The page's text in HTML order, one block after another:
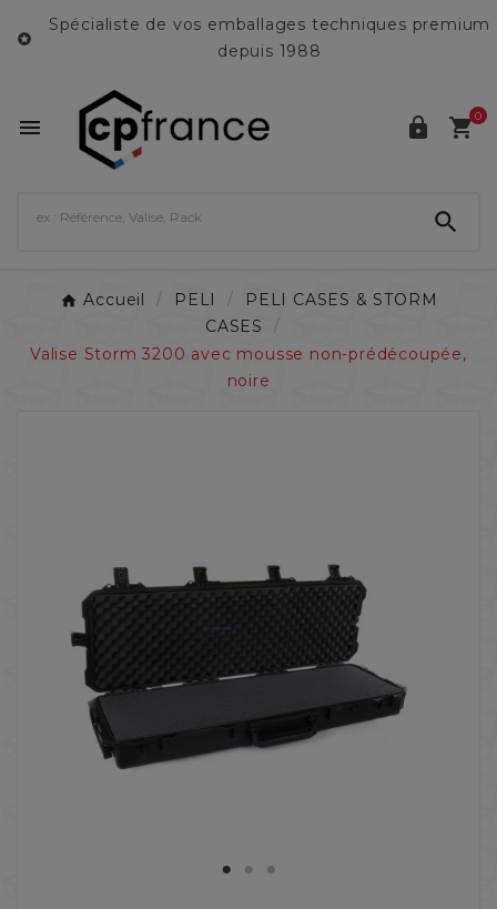

Spécialiste de vos emballages techniques premium
depuis 1988
  0

Accueil PELI
PELI CASES & STORM
CASES
Valise Storm 3200 avec mousse non-prédécoupée,
noire